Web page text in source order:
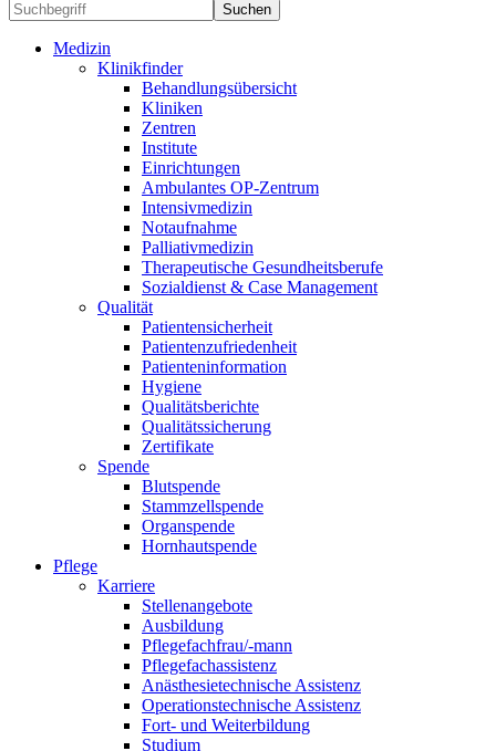
Suchen
Medizin
Klinikfinder
Behandlungsübersicht
Kliniken
Zentren
Institute
Einrichtungen
Ambulantes OP-Zentrum
Intensivmedizin
Notaufnahme
Palliativmedizin
Therapeutische Gesundheitsberufe
Sozialdienst & Case Management
Qualität
Patientensicherheit
Patientenzufriedenheit
Patienteninformation
Hygiene
Qualitätsberichte
Qualitätssicherung
Zertifikate
Spende
Blutspende
Stammzellspende
Organspende
Hornhautspende
Pflege
Karriere
Stellenangebote
Ausbildung
Pflegefachfrau/-mann
Pflegefachassistenz
Anästhesietechnische Assistenz
Operationstechnische Assistenz
Fort- und Weiterbildung
Studium